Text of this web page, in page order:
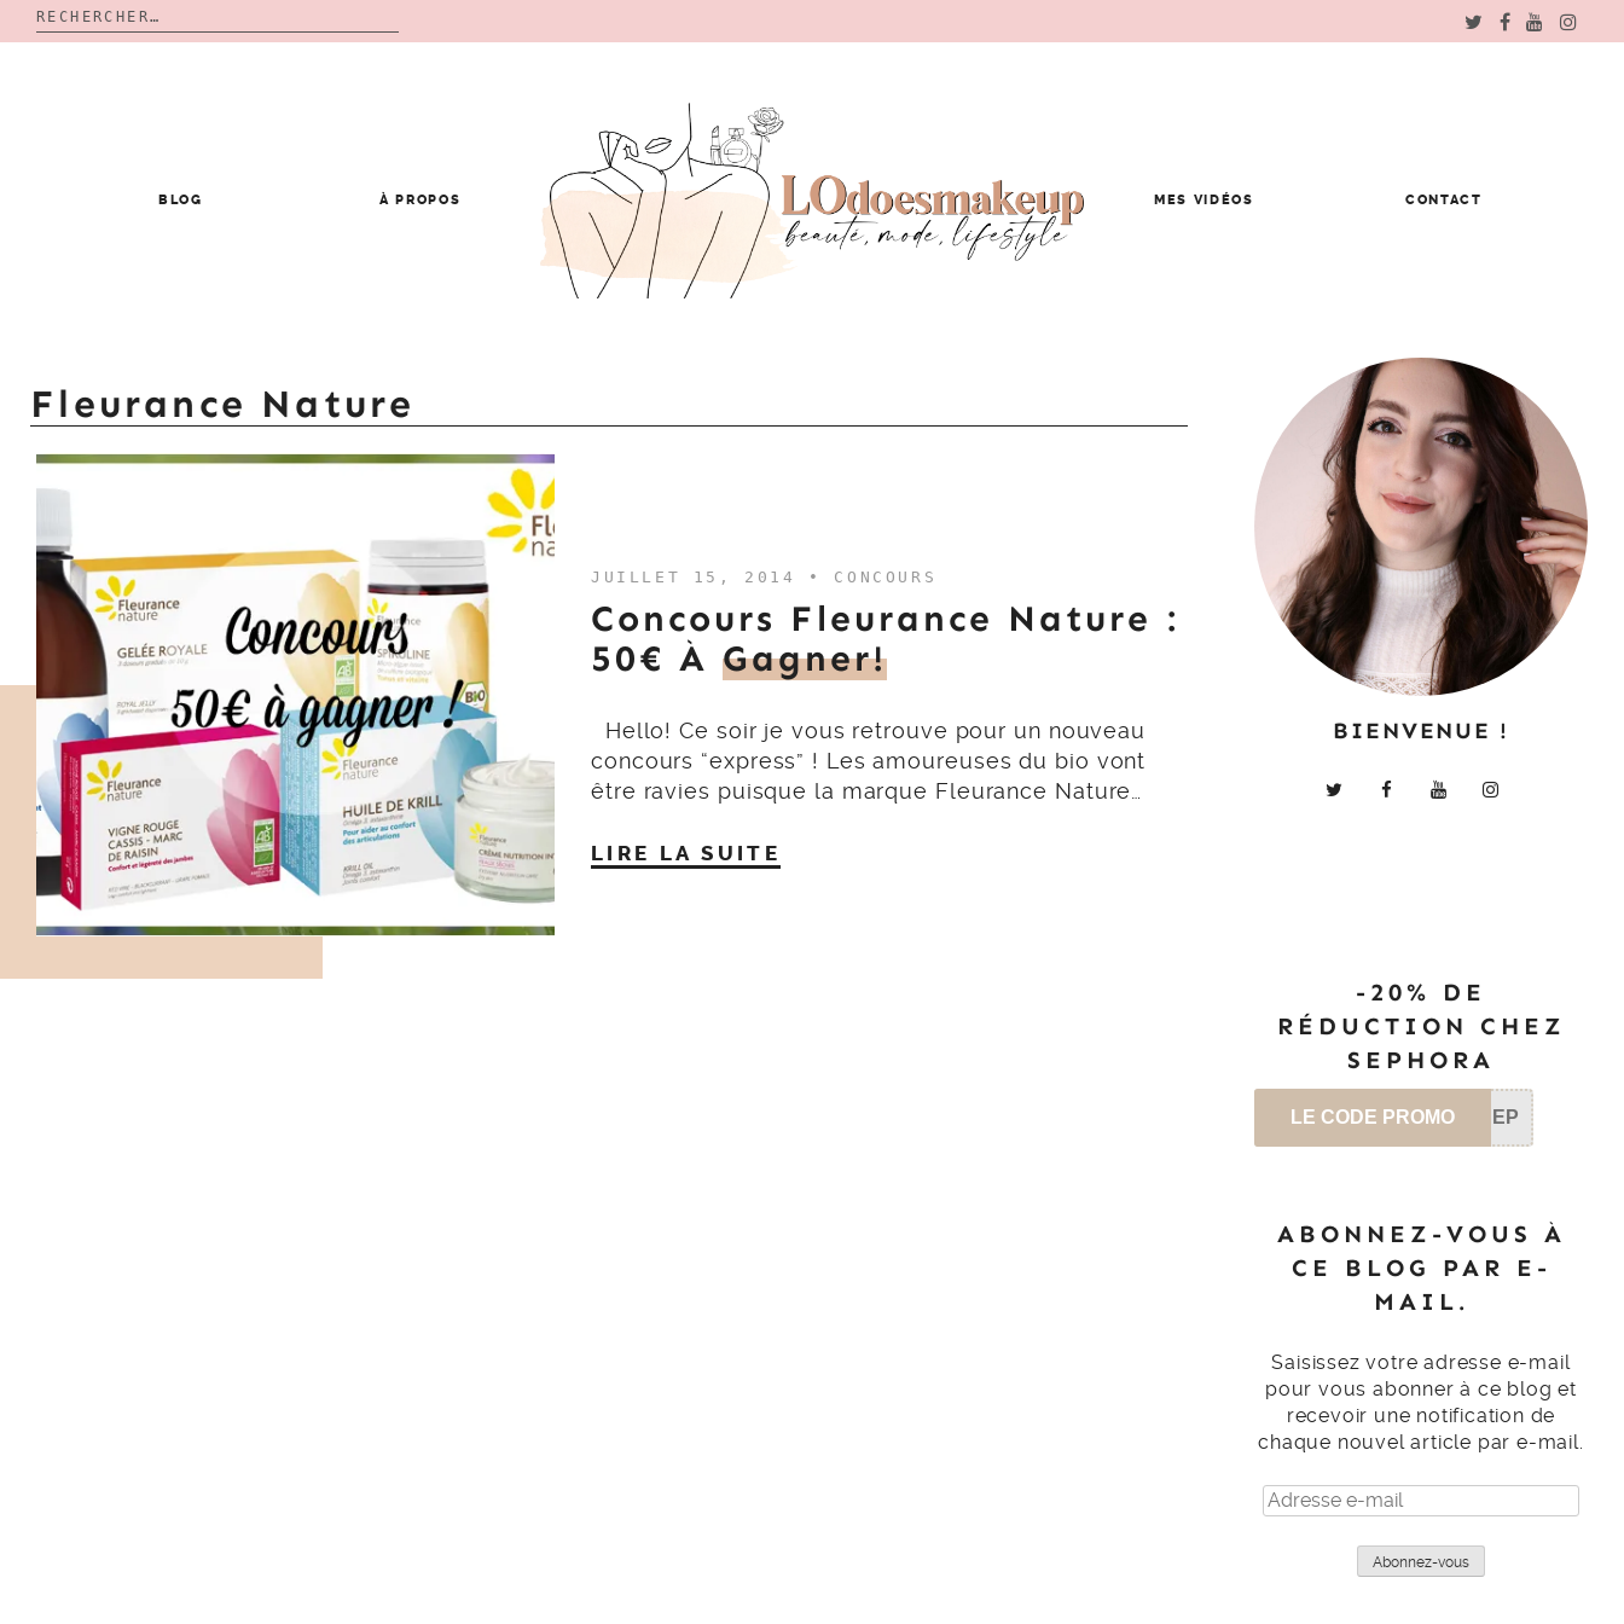
Rechercher :
BLOG À PROPOS MES VIDÉOS CONTACT
Fleurance Nature
JUILLET 15, 2014 • CONCOURS
Concours Fleurance Nature :
50€ À Gagner!
Hello! Ce soir je vous retrouve pour un nouveau
concours “express” ! Les amoureuses du bio vont
être ravies puisque la marque Fleurance Nature…
LIRE LA SUITE
BIENVENUE !
-20% DE
RÉDUCTION CHEZ
SEPHORA
LE CODE PROMO SEP
ABONNEZ-VOUS À
CE BLOG PAR E-
MAIL.
Saisissez votre adresse e-mail
pour vous abonner à ce blog et
recevoir une notification de
chaque nouvel article par e-mail.
Adresse
e-
Abonnez-vous